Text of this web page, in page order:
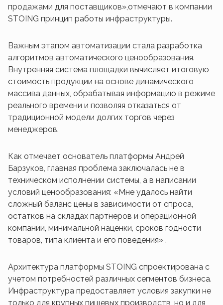
продажами для поставщиков»,отмечают в компании
STOING принцип работы инфраструктуры.
Важным этапом автоматизации стала разработка
алгоритмов автоматического ценообразования.
Внутренняя система площадки вычисляет итоговую
стоимость продукции на основе динамического
массива данных, обрабатывая информацию в режиме
реального времени и позволяя отказаться от
традиционной модели долгих торгов через
менеджеров.
Как отмечает основатель платформы Андрей
Барзуков, главная проблема заключалась не в
техническом исполнении системы, а в написании
условий ценообразования: «Мне удалось найти
сложный баланс цены в зависимости от спроса,
остатков на складах партнеров и операционной
компании, минимальной наценки, сроков годности
товаров, типа клиента и его поведения» .
Архитектура платформы STOING спроектирована с
учетом потребностей различных сегментов бизнеса.
Инфраструктура предоставляет условия закупки не
только для крупных пищевых производств, но и для